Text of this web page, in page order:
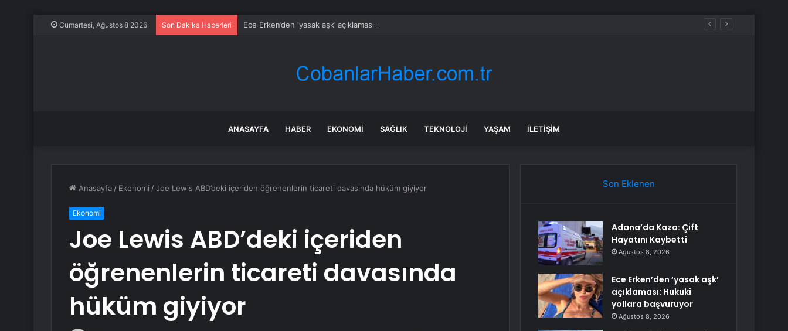
Cumartesi, Ağustos 8 2026 Son Dakika Haberleri Ece Erken’den ‘yasak aşk’ açıklaması: Hukuki yollara başvuruyor
ANASAYFA HABER EKONOMI SAĞLIK TEKNOLOJI YAŞAM İLETIŞIM
Anasayfa / Ekonomi /Joe Lewis ABD’deki içeriden öğrenenlerin ticareti davasında hüküm giyiyor
Ekonomi
Joe Lewis ABD’deki içeriden
öğrenenlerin ticareti davasında
hüküm giyiyor
Son Eklenen
Adana’da Kaza: Çift
Hayatını Kaybetti
Ağustos 8, 2026
Ece Erken’den ‘yasak aşk’
açıklaması: Hukuki
yollara başvuruyor
Ağustos 8, 2026